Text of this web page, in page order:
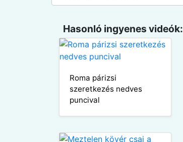
Hasonló ingyenes videók:
Roma párizsi
szeretkezés nedves
puncival